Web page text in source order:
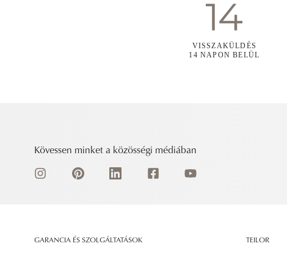
VISSZAKÜLDÉS
14 NAPON BELÜL
Kövessen minket a közösségi médiában
GARANCIA ÉS SZOLGÁLTATÁSOK TEILOR